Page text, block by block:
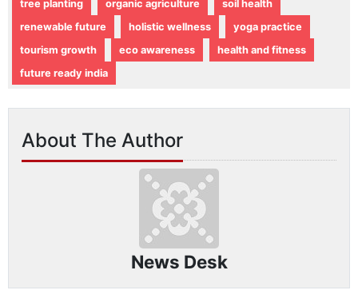
tree planting
organic agriculture
soil health
renewable future
holistic wellness
yoga practice
tourism growth
eco awareness
health and fitness
future ready india
About The Author
News Desk